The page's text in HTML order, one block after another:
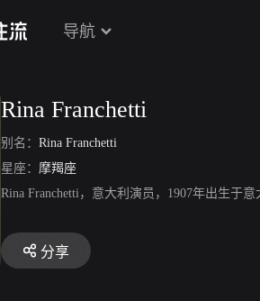
导航
Rina Franchetti
别名： Rina Franchetti
星座： 摩羯座
Rina Franchetti，意大利演员，1907年出生于
分享